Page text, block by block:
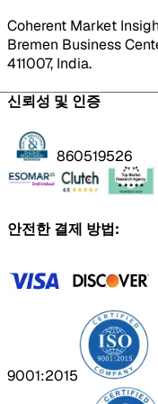
Coherent Market
Bremen Business
411007, India.
신뢰성 및 인증
860519526
안전한 결제 방법:
9001:2015